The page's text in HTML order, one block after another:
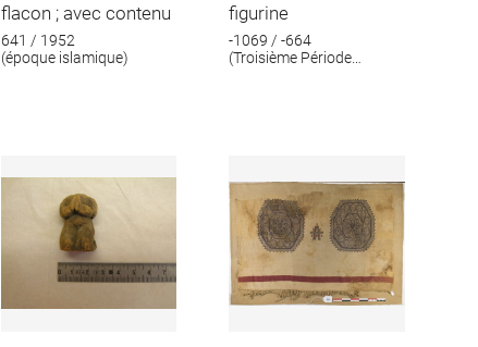
flacon ; avec contenu
641 / 1952
(époque islamique)
figurine
-1069 / -664
(Troisième Période